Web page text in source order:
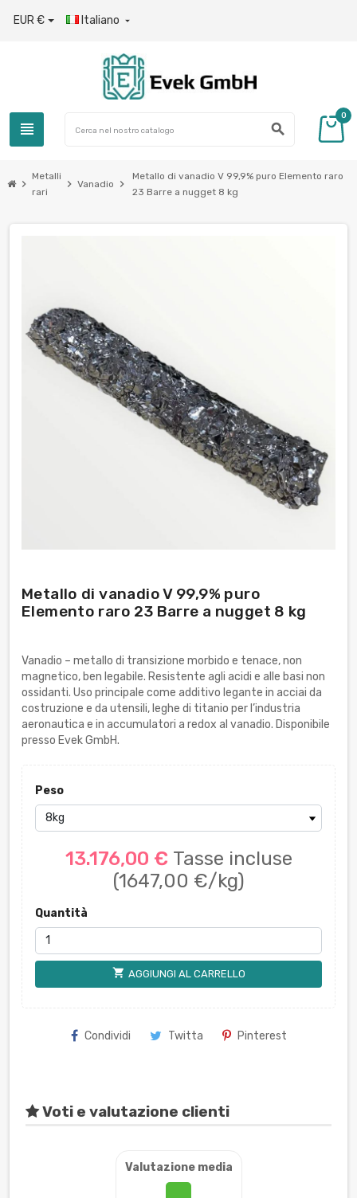
EUR € Italiano 
view_headline search
0
chevron_right
Metalli
rari
chevron_right Vanadio chevron_right
Metallo di vanadio V 99,9% puro Elemento raro
23 Barre a nugget 8 kg
Metallo di vanadio V 99,9% puro
Elemento raro 23 Barre a nugget 8 kg
Vanadio – metallo di transizione morbido e tenace, non
magnetico, ben legabile. Resistente agli acidi e alle basi non
ossidanti. Uso principale come additivo legante in acciai da
costruzione e da utensili, leghe di titanio per l’industria
aeronautica e in accumulatori a redox al vanadio. Disponibile
presso Evek GmbH.
Peso
13.176,00 € Tasse incluse
(1647,00 €/kg)
Quantità
shopping_cart AGGIUNGI AL CARRELLO
Condividi Twitta Pinterest
Voti e valutazione clienti
Valutazione media